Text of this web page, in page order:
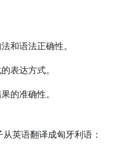
和语法正确性。
表达方式。
的准确性。
英语翻译成匈牙利语：